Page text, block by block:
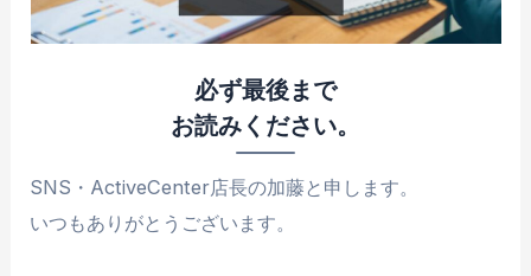
必ず最後まで
お読みください。
SNS・ActiveCenter店長の加藤と申します。
いつもありがとうございます。